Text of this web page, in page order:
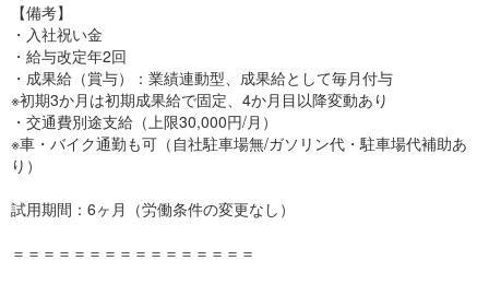
【備考】
・入社祝い金
・給与改定年2回
・成果給（賞与）：業績連動型、成果給として毎月付与
※初期3か月は初期成果給で固定、4か月目以降変動あり
・交通費別途支給（上限30,000円/月）
※車・バイク通勤も可（自社駐車場無/ガソリン代・駐車場代補助あ
り）
試用期間：6ヶ月（労働条件の変更なし）
＝＝＝＝＝＝＝＝＝＝＝＝＝＝＝＝